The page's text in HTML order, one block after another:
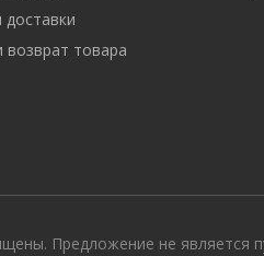
доставки
товара
Предложение не является